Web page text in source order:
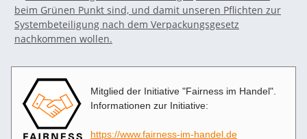
Mitglied der Initiative "Fairness im Handel".
Informationen zur Initiative:
https://www.fairness-im-handel.de